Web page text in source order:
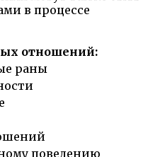
в процессе
отношений:
раны
поведению